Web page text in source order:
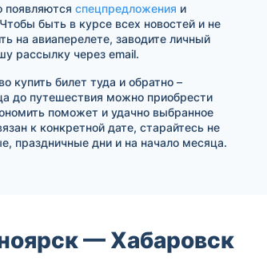
появляются спецпредложения и
быть в курсе всех новостей и не
на авиаперелете, заводите личный
рассылку через email.
купить билет туда и обратно –
до путешествия можно приобрести
поможет и удачно выбранное
к конкретной дате, старайтесь не
праздничные дни и на начало месяца.
— Хабаровск